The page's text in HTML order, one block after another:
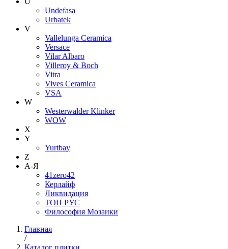
Undefasa
Urbatek
V
Vallelunga Ceramica
Versace
Vilar Albaro
Villeroy & Boch
Vitra
Vives Ceramica
VSA
W
Westerwalder Klinker
WOW
X
Y
Yurtbay
Z
А-Я
41zero42
Керлайф
Ликвидация
ТОП РУС
Философия Мозаики
Главная
/
Каталог плитки